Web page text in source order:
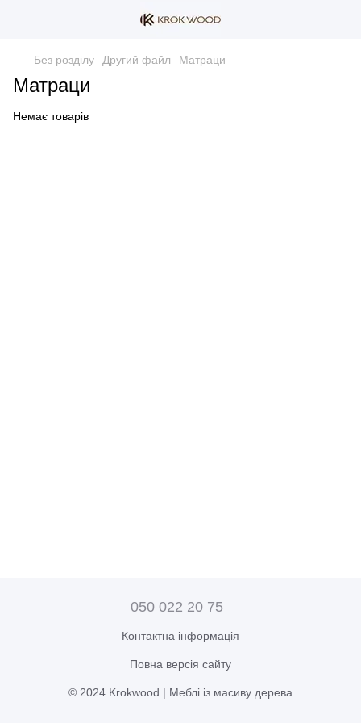
Без розділу Другий файл Матраци
Матраци
Немає товарів
050 022 20 75
Контактна інформація
Повна версія сайту
© 2024 Krokwood | Меблі із масиву дерева